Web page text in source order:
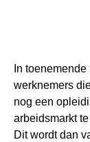
In
werknemers
nog een
arbeidsmarkt
Dit wordt dan